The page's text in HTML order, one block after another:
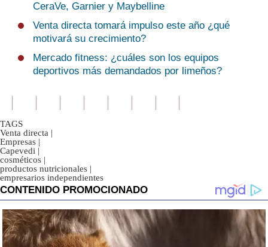
CeraVe, Garnier y Maybelline
Venta directa tomará impulso este año ¿qué
motivará su crecimiento?
Mercado fitness: ¿cuáles son los equipos
deportivos más demandados por limeños?
TAGS
Venta directa |
Empresas |
Capevedi |
cosméticos |
productos nutricionales |
empresarios independientes